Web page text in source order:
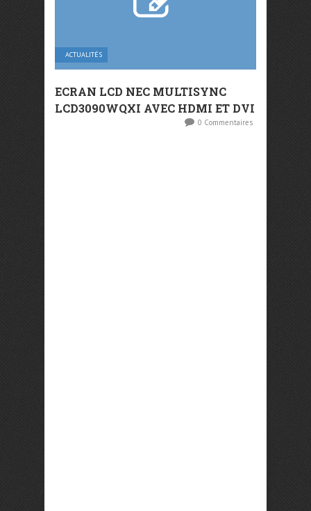
ACTUALITÉS
ECRAN LCD NEC MULTISYNC
LCD3090WQXI AVEC HDMI ET DVI
0 Commentaires